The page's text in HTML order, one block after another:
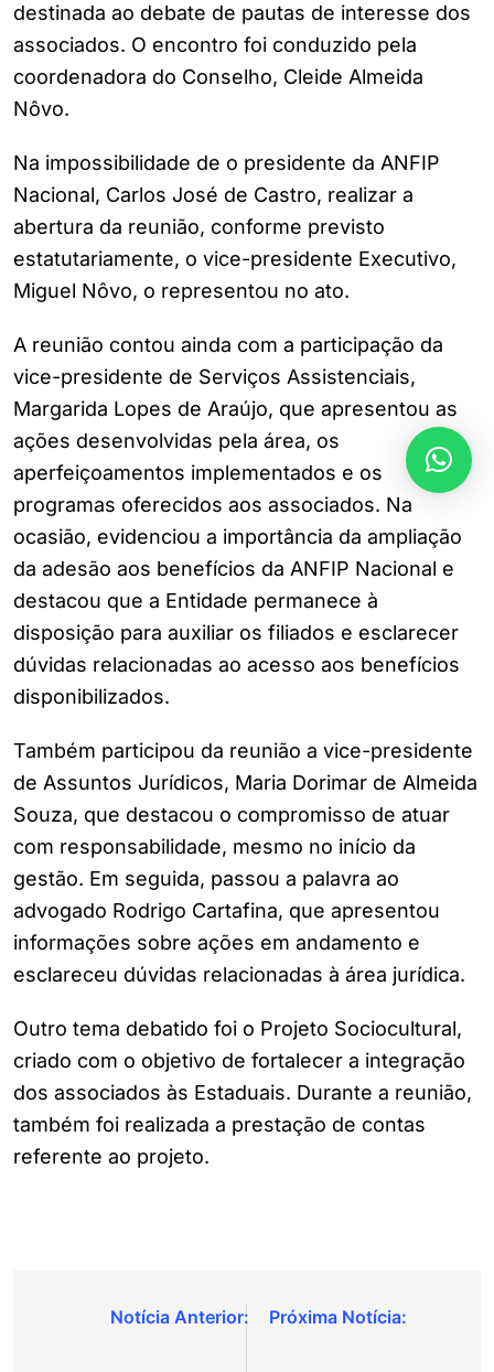
destinada ao debate de pautas de interesse dos
associados. O encontro foi conduzido pela
coordenadora do Conselho, Cleide Almeida
Nôvo.
Na impossibilidade de o presidente da ANFIP
Nacional, Carlos José de Castro, realizar a
abertura da reunião, conforme previsto
estatutariamente, o vice-presidente Executivo,
Miguel Nôvo, o representou no ato.
A reunião contou ainda com a participação da
vice-presidente de Serviços Assistenciais,
Margarida Lopes de Araújo, que apresentou as
ações desenvolvidas pela área, os
aperfeiçoamentos implementados e os
programas oferecidos aos associados. Na
ocasião, evidenciou a importância da ampliação
da adesão aos benefícios da ANFIP Nacional e
destacou que a Entidade permanece à
disposição para auxiliar os filiados e esclarecer
dúvidas relacionadas ao acesso aos benefícios
disponibilizados.
Também participou da reunião a vice-presidente
de Assuntos Jurídicos, Maria Dorimar de Almeida
Souza, que destacou o compromisso de atuar
com responsabilidade, mesmo no início da
gestão. Em seguida, passou a palavra ao
advogado Rodrigo Cartafina, que apresentou
informações sobre ações em andamento e
esclareceu dúvidas relacionadas à área jurídica.
Outro tema debatido foi o Projeto Sociocultural,
criado com o objetivo de fortalecer a integração
dos associados às Estaduais. Durante a reunião,
também foi realizada a prestação de contas
referente ao projeto.
Navegação